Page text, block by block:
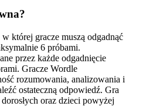
której gracze muszą odgadnąć
6 próbami.
przez każde odgadnięcie
Gracze Wordle
rozumowania, analizowania i
ostateczną odpowiedź. Gra
oraz dzieci powyżej